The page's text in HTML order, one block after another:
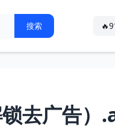
去广告）